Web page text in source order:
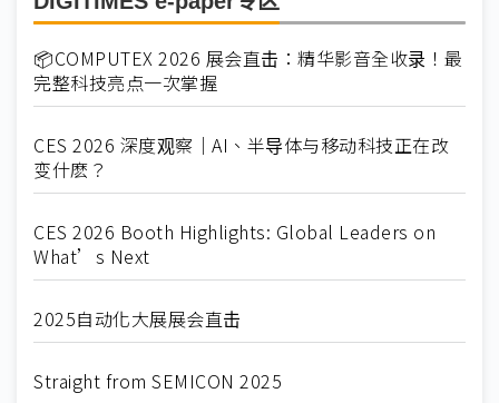
📦COMPUTEX 2026 展会直击：精华影音全收录！最
完整科技亮点一次掌握
CES 2026 深度观察｜AI、半导体与移动科技正在改
变什麽？
CES 2026 Booth Highlights: Global Leaders on
What’s Next
2025自动化大展展会直击
Straight from SEMICON 2025